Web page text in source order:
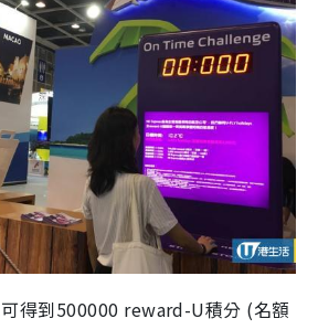
得到500000 reward-U積分 (名額